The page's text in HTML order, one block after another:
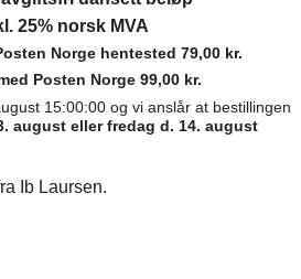
25% norsk MVA
Norge hentested 79,00 kr.
Posten Norge 99,00 kr.
15:00:00 og vi anslår at bestillingen
august eller fredag d. 14. august
Ib Laursen.